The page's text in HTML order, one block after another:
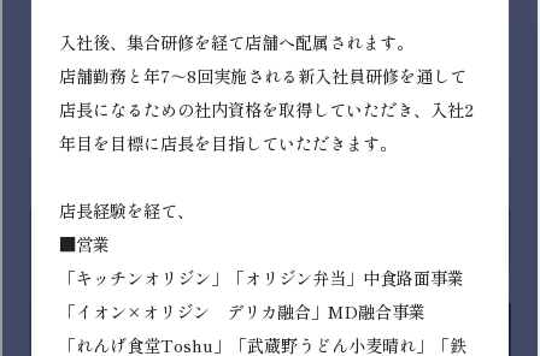
イオンディライト株式会社
ファシリティマネジメント事業